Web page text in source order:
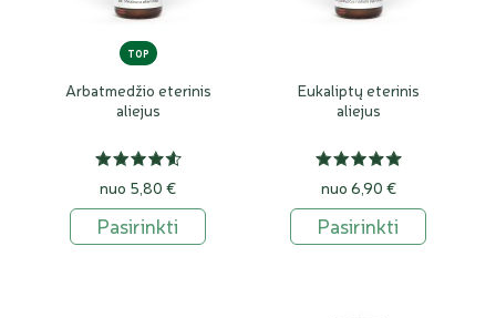
TOP
Arbatmedžio eterinis
aliejus
nuo 5,80 €
Pasirinkti
Eukaliptų eterinis
aliejus
nuo 6,90 €
Pasirinkti